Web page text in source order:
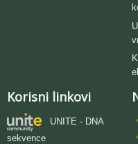
Korisni linkovi
UNITE - DNA
sekvence